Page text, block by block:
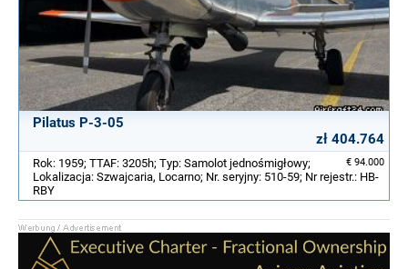
Pilatus P-3-05
zł 404.764
€ 94.000
Rok: 1959; TTAF: 3205h; Typ: Samolot jednośmigłowy;
Lokalizacja: Szwajcaria, Locarno; Nr. seryjny: 510-59; Nr rejestr.: HB-
RBY